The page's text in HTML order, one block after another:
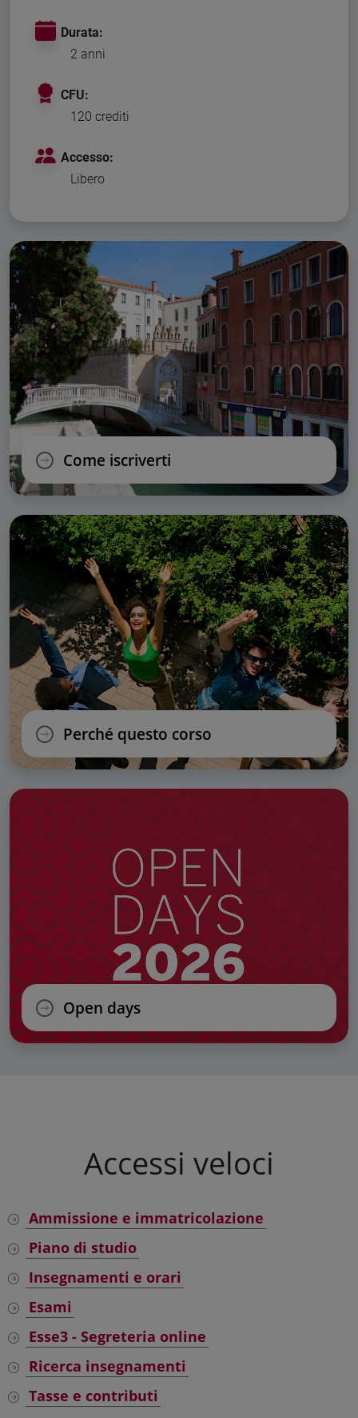
Durata:
2 anni
CFU:
120 crediti
Accesso:
Libero
Come iscriverti
Perché questo corso
Open days
Accessi veloci
Ammissione e immatricolazione
Piano di studio
Insegnamenti e orari
Esami
Esse3 - Segreteria online
Ricerca insegnamenti
Tasse e contributi